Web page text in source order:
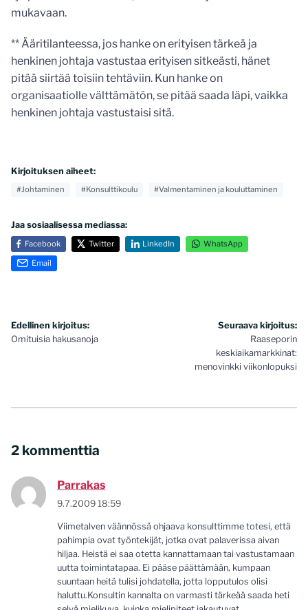
mukavaan.
** Ääritilanteessa, jos hanke on erityisen tärkeä ja
henkinen johtaja vastustaa erityisen sitkeästi, hänet
pitää siirtää toisiin tehtäviin. Kun hanke on
organisaatiolle välttämätön, se pitää saada läpi, vaikka
henkinen johtaja vastustaisi sitä.
Kirjoituksen aiheet:
#Johtaminen #Konsulttikoulu #Valmentaminen ja kouluttaminen
Jaa sosiaalisessa mediassa:
Facebook Twitter LinkedIn WhatsApp
Email
Artikkelien
selaus
Edellinen kirjoitus:
Omituisia hakusanoja
Seuraava kirjoitus:
Raaseporin
keskiaikamarkkinat:
menovinkki viikonlopuksi
2 kommenttia
Parrakas
9.7.2009 18:59
Viimetalven väännössä ohjaava konsulttimme totesi, että
pahimpia ovat työntekijät, jotka ovat palaverissa aivan
hiljaa. Heistä ei saa otetta kannattamaan tai vastustamaan
uutta toimintatapaa. Ei pääse päättämään, kumpaan
suuntaan heitä tulisi johdatella, jotta lopputulos olisi
haluttu.Konsultin kannalta on varmasti tärkeää saada heti